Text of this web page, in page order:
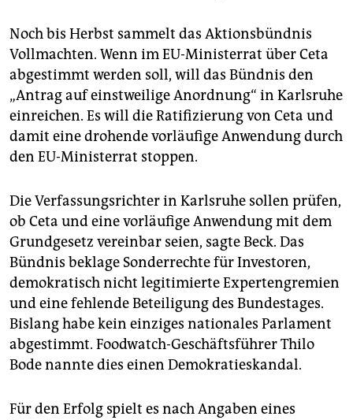
Noch bis Herbst sammelt das Aktionsbündnis
Vollmachten. Wenn im EU-Ministerrat über Ceta
abgestimmt werden soll, will das Bündnis den
„Antrag auf einstweilige Anordnung“ in Karlsruhe
einreichen. Es will die Ratifizierung von Ceta und
damit eine drohende vorläufige Anwendung durch
den EU-Ministerrat stoppen.
Die Verfassungsrichter in Karlsruhe sollen prüfen,
ob Ceta und eine vorläufige Anwendung mit dem
Grundgesetz vereinbar seien, sagte Beck. Das
Bündnis beklage Sonderrechte für Investoren,
demokratisch nicht legitimierte Expertengremien
und eine fehlende Beteiligung des Bundestages.
Bislang habe kein einziges nationales Parlament
abgestimmt. Foodwatch-Geschäftsführer Thilo
Bode nannte dies einen Demokratieskandal.
Für den Erfolg spielt es nach Angaben eines